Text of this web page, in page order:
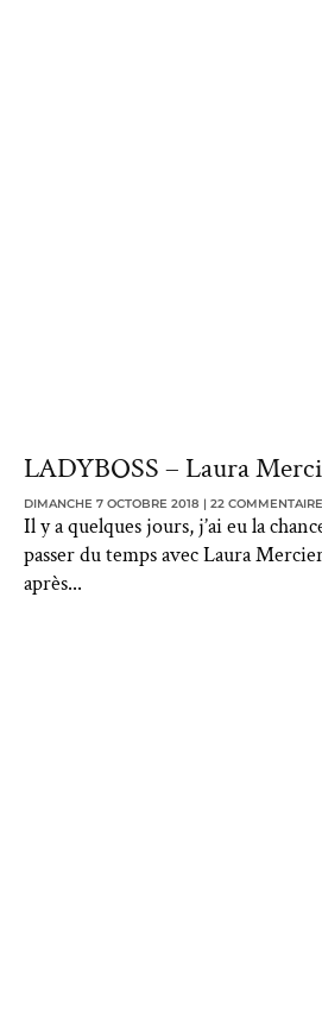
LADYBOSS – Laura
DIMANCHE 7 OCTOBRE 2018 22
Il y a quelques jours, j’ai eu la
passer du temps avec Laura
après